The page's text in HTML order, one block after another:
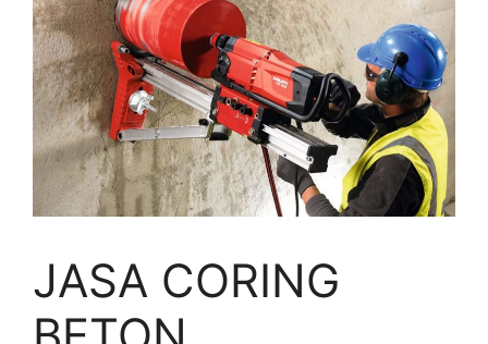
JASA CORING